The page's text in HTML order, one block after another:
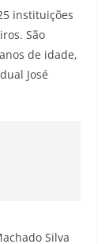
instituições
São
de idade,
José
Silva